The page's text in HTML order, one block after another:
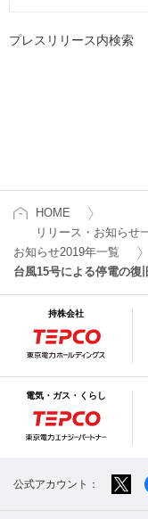
プレスリリース内検索
HOME
リリース・お知らせ
お知らせ2019年一覧
台風15号による停電の復
持株会社
電気・ガス・くらし
公式アカウント：